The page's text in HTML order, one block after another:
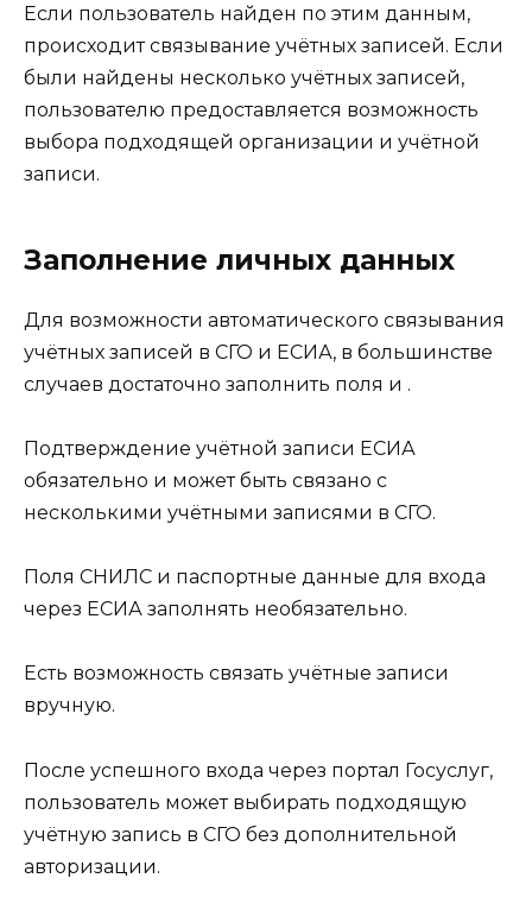
Если пользователь найден по этим данным,
происходит связывание учётных записей. Если
были найдены несколько учётных записей,
пользователю предоставляется возможность
выбора подходящей организации и учётной
записи.
Заполнение личных данных
Для возможности автоматического связывания
учётных записей в СГО и ЕСИА, в большинстве
случаев достаточно заполнить поля и .
Подтверждение учётной записи ЕСИА
обязательно и может быть связано с
несколькими учётными записями в СГО.
Поля СНИЛС и паспортные данные для входа
через ЕСИА заполнять необязательно.
Есть возможность связать учётные записи
вручную.
После успешного входа через портал Госуслуг,
пользователь может выбирать подходящую
учётную запись в СГО без дополнительной
авторизации.